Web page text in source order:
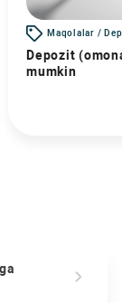
Maqolalar /
Depozit
mumkin